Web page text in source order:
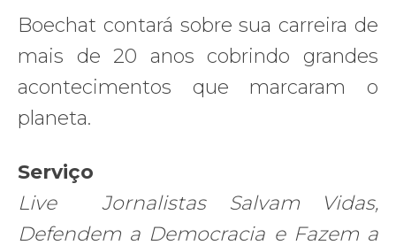
Boechat contará sobre sua carreira de
mais de 20 anos cobrindo grandes
acontecimentos que marcaram o
planeta.
Serviço
Live Jornalistas Salvam Vidas,
Defendem a Democracia e Fazem a